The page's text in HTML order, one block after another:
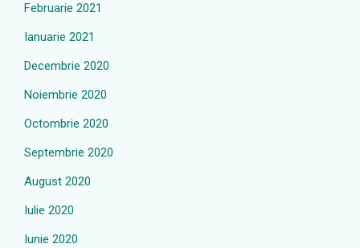
Februarie 2021
Ianuarie 2021
Decembrie 2020
Noiembrie 2020
Octombrie 2020
Septembrie 2020
August 2020
Iulie 2020
Iunie 2020